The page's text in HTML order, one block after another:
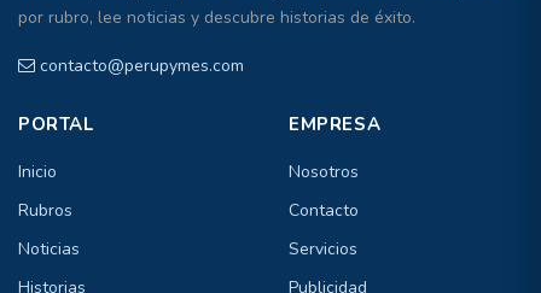
por rubro, lee noticias y descubre historias de éxito.
contacto@perupymes.com
PORTAL
Inicio
Rubros
Noticias
Historias
EMPRESA
Nosotros
Contacto
Servicios
Publicidad